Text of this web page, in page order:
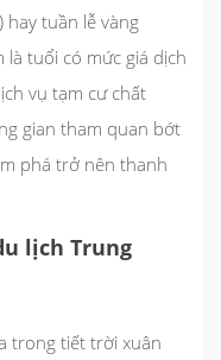
hay tuần lễ vàng
tuổi có mức giá dịch
vụ tạm cư chất
gian tham quan bớt
phá trở nên thanh
lịch Trung
trong tiết trời xuân